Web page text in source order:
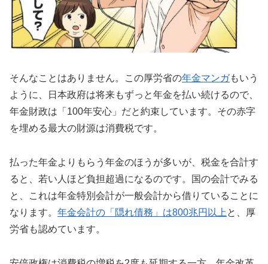
そんなことはありません。この厚労省の年金マンガもいう
ように、日本政府は将来もずっと年金を払い続けるので、
年金財政は「100年安心」だと約束しています。その赤字
を埋める最大の財源は消費税です。
払った年金よりもらう年金のほうが多いが、税金を合計す
ると、若い人ほど負担超過になるのです。国の会計でみる
と、これは年金特別会計が一般会計から借りていることに
なります。 年金会計の「隠れ債務」は800兆円以上 と、厚
労省も認めています。